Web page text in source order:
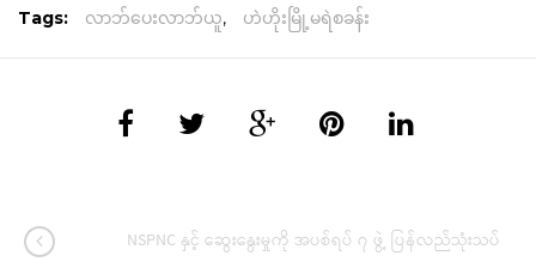
Tags: လာဘ်ပေးလာဘ်ယူ, ဟဲဟိုးမြို့မရဲစခန်း
NSPNC နှင့် ဆွေးနွေးမှုကို အပစ်ရပ် ၇ ဖွဲ့ ပြန်လည်သုံးသပ်